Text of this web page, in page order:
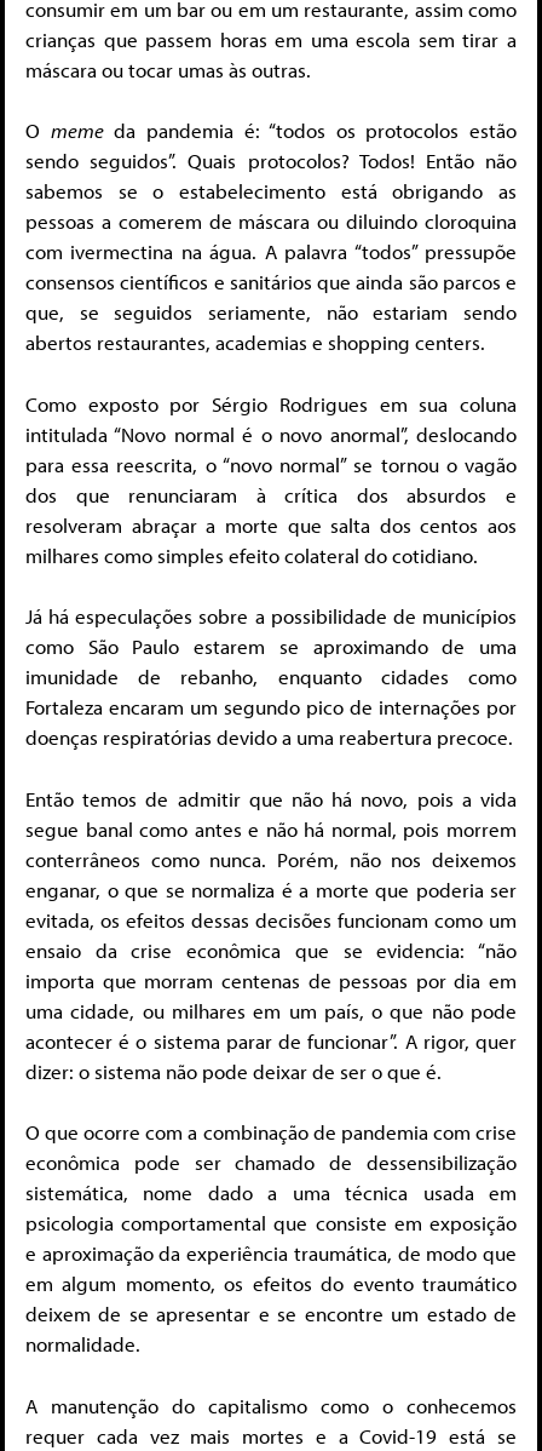
consumir em um bar ou em um restaurante, assim como
crianças que passem horas em uma escola sem tirar a
máscara ou tocar umas às outras.
O memeda pandemia é: “todos os protocolos estão
sendo seguidos”. Quais protocolos? Todos! Então não
sabemos se o estabelecimento está obrigando as
pessoas a comerem de máscara ou diluindo cloroquina
com ivermectina na água. A palavra “todos” pressupõe
consensos científicos e sanitários que ainda são parcos e
que, se seguidos seriamente, não estariam sendo
abertos restaurantes, academias e shopping centers.
Como exposto por Sérgio Rodrigues em sua coluna
intitulada “Novo normal é o novo anormal”, deslocando
para essa reescrita, o “novo normal” se tornou o vagão
dos que renunciaram à crítica dos absurdos e
resolveram abraçar a morte que salta dos centos aos
milhares como simples efeito colateral do cotidiano.
Já há especulações sobre a possibilidade de municípios
como São Paulo estarem se aproximando de uma
imunidade de rebanho, enquanto cidades como
Fortaleza encaram um segundo pico de internações por
doenças respiratórias devido a uma reabertura precoce.
Então temos de admitir que não há novo, pois a vida
segue banal como antes e não há normal, pois morrem
conterrâneos como nunca. Porém, não nos deixemos
enganar, o que se normaliza é a morte que poderia ser
evitada, os efeitos dessas decisões funcionam como um
ensaio da crise econômica que se evidencia: “não
importa que morram centenas de pessoas por dia em
uma cidade, ou milhares em um país, o que não pode
acontecer é o sistema parar de funcionar”. A rigor, quer
dizer: o sistema não pode deixar de ser o que é.
O que ocorre com a combinação de pandemia com crise
econômica pode ser chamado de dessensibilização
sistemática, nome dado a uma técnica usada em
psicologia comportamental que consiste em exposição
e aproximação da experiência traumática, de modo que
em algum momento, os efeitos do evento traumático
deixem de se apresentar e se encontre um estado de
normalidade.
A manutenção do capitalismo como o conhecemos
requer cada vez mais mortes e a Covid-19 está se